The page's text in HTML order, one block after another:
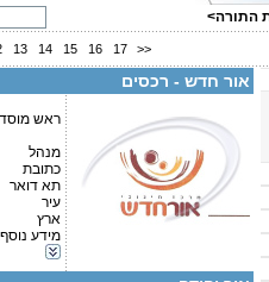
התורה>
13 14 15 16 17 >>
אור חדש - רכסים
ראש
מנהל
כתובת
תא דואר
עיר
ארץ
מידע
איש קשר:
ישיבת רכסים, בית ספר יסודי תורני
הכולל חסד לאברהם ולמרדכי מס' עמותה 580204139
. צוהר לטוהר: 04-9849138
קטגוריות:
ישיבות-ישיבה גדולה
טלפון 1:
טלפון 2: